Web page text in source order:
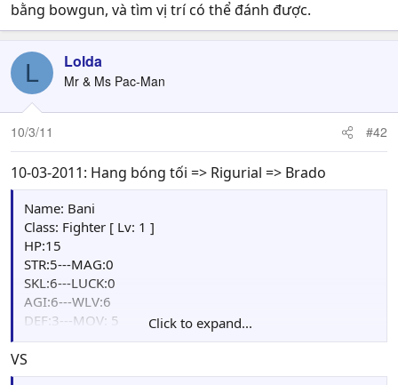
bằng bowgun, và tìm vị trí có thể đánh được.
L Lolda
Mr & Ms Pac-Man
10/3/11 #42
10-03-2011: Hang bóng tối => Rigurial => Brado
Name: Bani
Class: Fighter [ Lv: 1 ]
HP:15
STR:5---MAG:0
SKL:6---LUCK:0
AGI:6---WLV:6
DEF:3---MOV: 5
S.Skill: Sword Mastery(Lv>4), Counter(Lv>9),
Light(Lv>14), Duel(Lv>19), Double Strike(Lv>29)
H.Skill: Challenge
Click to expand...
VS